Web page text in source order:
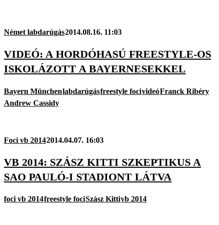
Német labdarúgás2014.08.16. 11:03
VIDEÓ: A HORDÓHASÚ FREESTYLE-OS
ISKOLÁZOTT A BAYERNESEKKEL
Bayern Münchenlabdarúgásfreestyle focivideóFranck Ribéry
Andrew Cassidy
Foci vb 20142014.04.07. 16:03
VB 2014: SZÁSZ KITTI SZKEPTIKUS A
SAO PAULÓ-I STADIONT LÁTVA
foci vb 2014freestyle fociSzász Kittivb 2014